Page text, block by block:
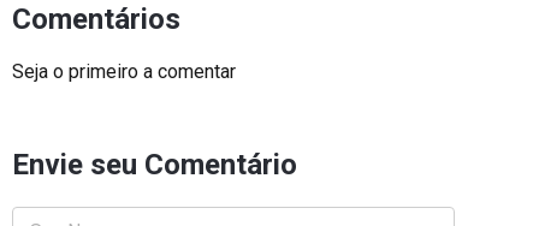
Comentários
Seja o primeiro a comentar
Envie seu Comentário